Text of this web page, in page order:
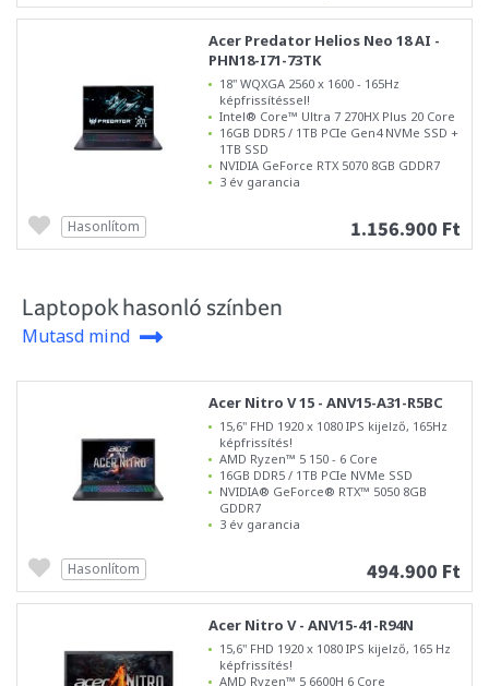
Acer Predator Helios Neo 18 AI -
PHN18-I71-73TK
18" WQXGA 2560 x 1600 - 165Hz
képfrissítéssel!
Intel® Core™ Ultra 7 270HX Plus 20 Core
16GB DDR5 / 1TB PCIe Gen4 NVMe SSD +
1TB SSD
NVIDIA GeForce RTX 5070 8GB GDDR7
3 év garancia
1.156.900 Ft
Hasonlítom
Laptopok hasonló színben
Mutasd mind
Acer Nitro V 15 - ANV15-A31-R5BC
15,6" FHD 1920 x 1080 IPS kijelző, 165Hz
képfrissítés!
AMD Ryzen™ 5 150 - 6 Core
16GB DDR5 / 1TB PCIe NVMe SSD
NVIDIA® GeForce® RTX™ 5050 8GB
GDDR7
3 év garancia
494.900 Ft
Hasonlítom
Acer Nitro V - ANV15-41-R94N
15,6" FHD 1920 x 1080 IPS kijelző, 165 Hz
képfrissítés!
AMD Ryzen™ 5 6600H 6 Core